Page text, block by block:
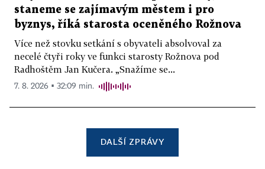
staneme se zajímavým městem i pro
byznys, říká starosta oceněného Rožnova
Více než stovku setkání s obyvateli absolvoval za
necelé čtyři roky ve funkci starosty Rožnova pod
Radhoštěm Jan Kučera. „Snažíme se...
7. 8. 2026 ▪ 32:09 min.
DALŠÍ ZPRÁVY